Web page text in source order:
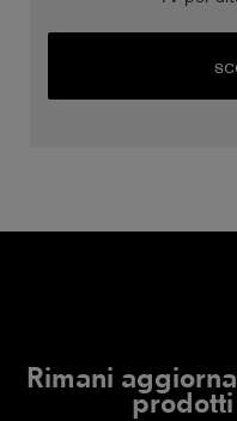
Rimani